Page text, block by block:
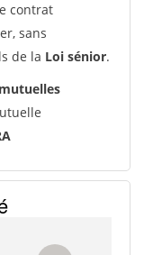
contrat
sans
de la Loi sénior.